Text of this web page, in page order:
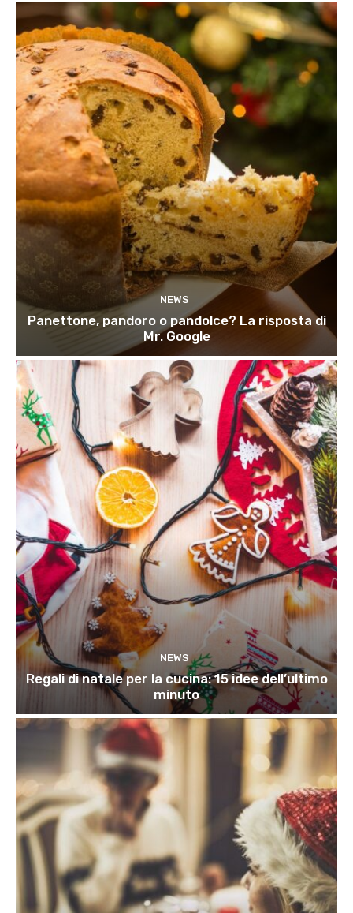
NEWS
Panettone, pandoro o pandolce? La risposta di
Mr. Google
NEWS
Regali di natale per la cucina: 15 idee dell’ultimo
minuto